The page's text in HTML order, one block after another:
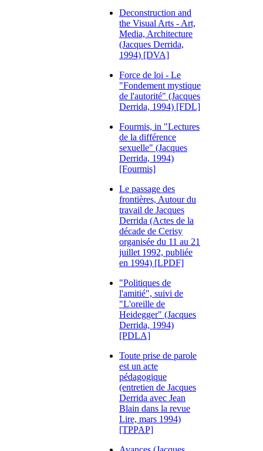
Deconstruction and
the Visual Arts - Art,
Media, Architecture
(Jacques Derrida,
1994) [DVA]
Force de loi - Le
"Fondement mystique
de l'autorité" (Jacques
Derrida, 1994) [FDL]
Fourmis, in "Lectures
de la différence
sexuelle" (Jacques
Derrida, 1994)
[Fourmis]
Le passage des
frontières, Autour du
travail de Jacques
Derrida (Actes de la
décade de Cerisy
organisée du 11 au 21
juillet 1992, publiée
en 1994) [LPDF]
"Politiques de
l'amitié", suivi de
"L'oreille de
Heidegger" (Jacques
Derrida, 1994)
[PDLA]
Toute prise de parole
est un acte
pédagogique
(entretien de Jacques
Derrida avec Jean
Blain dans la revue
Lire, mars 1994)
[TPPAP]